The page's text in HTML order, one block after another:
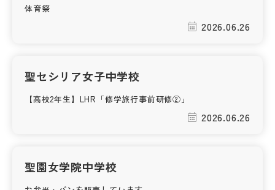
学校HP最新情報
体育祭
2026.06.26
聖セシリア女子中学校
【高校2年生】LHR「修学旅行事前研修②」
2026.06.26
聖園女学院中学校